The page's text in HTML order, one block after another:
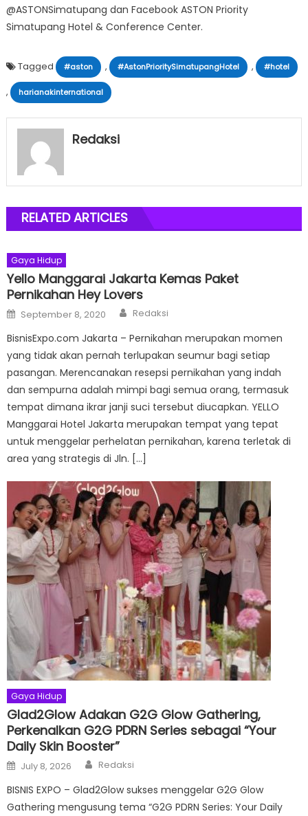
@ASTONSimatupang dan Facebook ASTON Priority
Simatupang Hotel & Conference Center.
Tagged #aston , #AstonPrioritySimatupangHotel , #hotel
, harianakinternational
Redaksi
RELATED ARTICLES
Gaya Hidup
Yello Manggarai Jakarta Kemas Paket
Pernikahan Hey Lovers
Posted
on
September 8, 2020 Author
Redaksi
BisnisExpo.com Jakarta – Pernikahan merupakan momen
yang tidak akan pernah terlupakan seumur bagi setiap
pasangan. Merencanakan resepsi pernikahan yang indah
dan sempurna adalah mimpi bagi semua orang, termasuk
tempat dimana ikrar janji suci tersebut diucapkan. YELLO
Manggarai Hotel Jakarta merupakan tempat yang tepat
untuk menggelar perhelatan pernikahan, karena terletak di
area yang strategis di Jln. […]
Gaya Hidup
Glad2Glow Adakan G2G Glow Gathering,
Perkenalkan G2G PDRN Series sebagai “Your
Daily Skin Booster”
Posted
on
July 8, 2026 Author
Redaksi
BISNIS EXPO – Glad2Glow sukses menggelar G2G Glow
Gathering mengusung tema “G2G PDRN Series: Your Daily